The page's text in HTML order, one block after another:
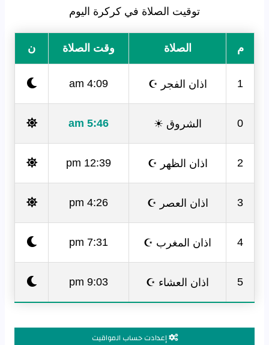
توقيت الصلاة في كركرة اليوم
م الصلاة وقت الصلاة ن
1 اذان الفجر ☪ 4:09 am
0 الشروق ☀ 5:46 am
2 اذان الظهر ☪ 12:39 pm
3 اذان العصر ☪ 4:26 pm
4 اذان المغرب ☪ 7:31 pm
5 اذان العشاء ☪ 9:03 pm
إعدادت حساب المواقيت